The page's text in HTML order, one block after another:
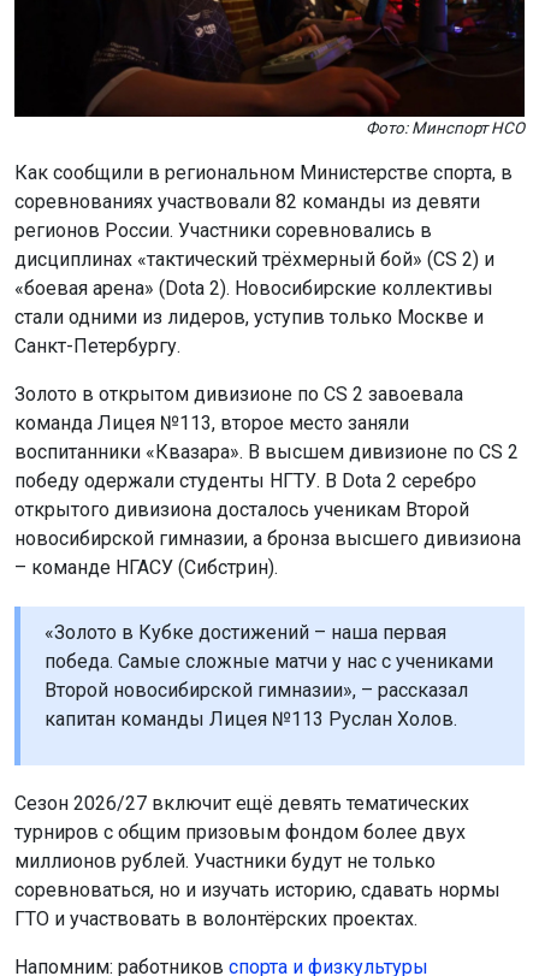
Золото в открытом дивизионе по CS 2 завоевала
команда Лицея №113, второе место заняли
воспитанники «Квазара». В высшем дивизионе по CS 2
победу одержали студенты НГТУ. В Dota 2 серебро
открытого дивизиона досталось ученикам Второй
новосибирской гимназии, а бронза высшего дивизиона
– команде НГАСУ (Сибстрин).
«Золото в Кубке достижений – наша первая
победа. Самые сложные матчи у нас с учениками
Второй новосибирской гимназии», – рассказал
капитан команды Лицея №113 Руслан Холов.
Сезон 2026/27 включит ещё девять тематических
турниров с общим призовым фондом более двух
миллионов рублей. Участники будут не только
соревноваться, но и изучать историю, сдавать нормы
ГТО и участвовать в волонтёрских проектах.
Поделиться новостью:
Автор: Алиса Новохатская
Читать все
публикации автора
Агентство новостейОТС-Горсайт
киберспорт спорт студенты
соревнования